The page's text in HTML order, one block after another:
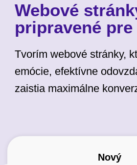
Webové
pripravené
Tvorím webové stránky,
emócie, efektívne
zaistia maximálne
Nový